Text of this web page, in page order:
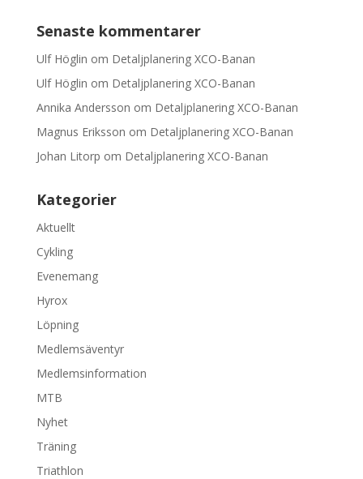
Senaste kommentarer
Ulf Höglin om Detaljplanering XCO-Banan
Ulf Höglin om Detaljplanering XCO-Banan
Annika Andersson om Detaljplanering XCO-Banan
Magnus Eriksson om Detaljplanering XCO-Banan
Johan Litorp om Detaljplanering XCO-Banan
Kategorier
Aktuellt
Cykling
Evenemang
Hyrox
Löpning
Medlemsäventyr
Medlemsinformation
MTB
Nyhet
Träning
Triathlon